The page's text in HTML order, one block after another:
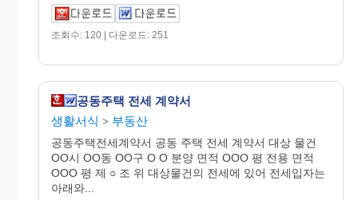
조회수: 120 | 다운로드: 251
공동주택 전세 계약서
생활서식 > 부동산
공동주택전세계약서 공동 주택 전세 계약서 대상 물건
OO시 OO동 OO구 O O 분양 면적 OOO 평 전용 면적
OOO 평 제 ○ 조 위 대상물건의 전세에 있어 전세입자는
아래와...